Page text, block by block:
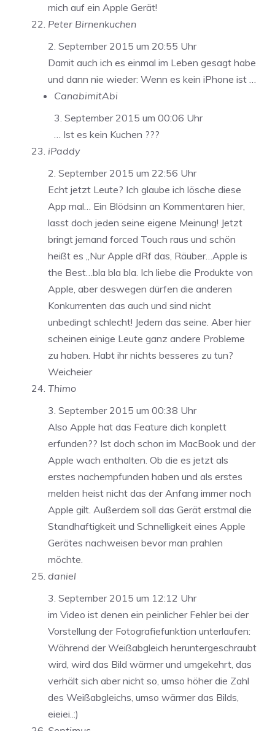
mich auf ein Apple Gerät!
Peter Birnenkuchen
2. September 2015 um 20:55 Uhr
Damit auch ich es einmal im Leben gesagt habe
und dann nie wieder: Wenn es kein iPhone ist …
CanabimitAbi
3. September 2015 um 00:06 Uhr
… Ist es kein Kuchen ???
iPaddy
2. September 2015 um 22:56 Uhr
Echt jetzt Leute? Ich glaube ich lösche diese
App mal… Ein Blödsinn an Kommentaren hier,
lasst doch jeden seine eigene Meinung! Jetzt
bringt jemand forced Touch raus und schön
heißt es „Nur Apple dRf das, Räuber…Apple is
the Best…bla bla bla. Ich liebe die Produkte von
Apple, aber deswegen dürfen die anderen
Konkurrenten das auch und sind nicht
unbedingt schlecht! Jedem das seine. Aber hier
scheinen einige Leute ganz andere Probleme
zu haben. Habt ihr nichts besseres zu tun?
Weicheier
Thimo
3. September 2015 um 00:38 Uhr
Also Apple hat das Feature dich konplett
erfunden?? Ist doch schon im MacBook und der
Apple wach enthalten. Ob die es jetzt als
erstes nachempfunden haben und als erstes
melden heist nicht das der Anfang immer noch
Apple gilt. Außerdem soll das Gerät erstmal die
Standhaftigkeit und Schnelligkeit eines Apple
Gerätes nachweisen bevor man prahlen
möchte.
daniel
3. September 2015 um 12:12 Uhr
im Video ist denen ein peinlicher Fehler bei der
Vorstellung der Fotografiefunktion unterlaufen:
Während der Weißabgleich heruntergeschraubt
wird, wird das Bild wärmer und umgekehrt, das
verhält sich aber nicht so, umso höher die Zahl
des Weißabgleichs, umso wärmer das Bilds,
eieiei..:)